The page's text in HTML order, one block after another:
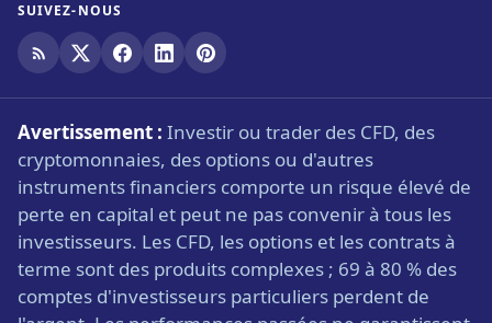
SUIVEZ-NOUS
Avertissement : Investir ou trader des CFD, des
cryptomonnaies, des options ou d'autres
instruments financiers comporte un risque élevé de
perte en capital et peut ne pas convenir à tous les
investisseurs. Les CFD, les options et les contrats à
terme sont des produits complexes ; 69 à 80 % des
comptes d'investisseurs particuliers perdent de